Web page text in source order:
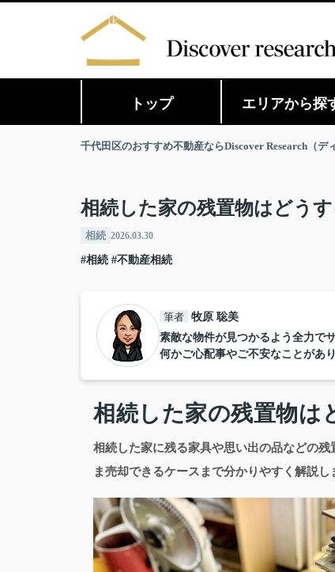
トップ エリアから探
千代田区のおすすめ不動産ならDiscover Research（デ
相続した家の残置物はどうす
相続 2026.03.30
#相続 #不動産相続
筆者 牧原 聡美
素敵な物件が見つかるよう全力で
何かご心配事やご不安なことがあ
相続した家の残置物は
相続した家に残る家具や思い出の品などの
ま売却できるケースまで分かりやすく解説し